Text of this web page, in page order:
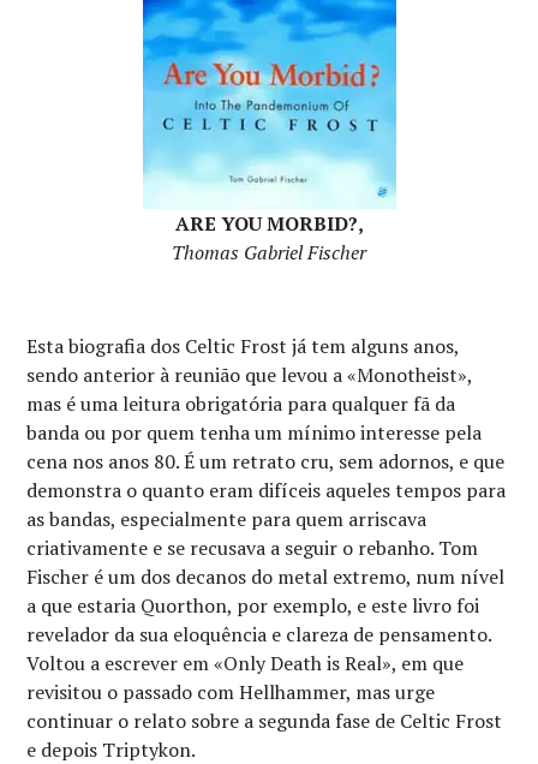
ARE YOU MORBID?,
Thomas Gabriel Fischer
Esta biografia dos Celtic Frost já tem alguns anos,
sendo anterior à reunião que levou a «Monotheist»,
mas é uma leitura obrigatória para qualquer fã da
banda ou por quem tenha um mínimo interesse pela
cena nos anos 80. É um retrato cru, sem adornos, e que
demonstra o quanto eram difíceis aqueles tempos para
as bandas, especialmente para quem arriscava
criativamente e se recusava a seguir o rebanho. Tom
Fischer é um dos decanos do metal extremo, num nível
a que estaria Quorthon, por exemplo, e este livro foi
revelador da sua eloquência e clareza de pensamento.
Voltou a escrever em «Only Death is Real», em que
revisitou o passado com Hellhammer, mas urge
continuar o relato sobre a segunda fase de Celtic Frost
e depois Triptykon.